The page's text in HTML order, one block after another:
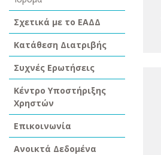
Σχετικά με το ΕΑΔΔ
Κατάθεση Διατριβής
Συχνές Ερωτήσεις
Κέντρο Υποστήριξης
Χρηστών
Επικοινωνία
Ανοικτά Δεδομένα